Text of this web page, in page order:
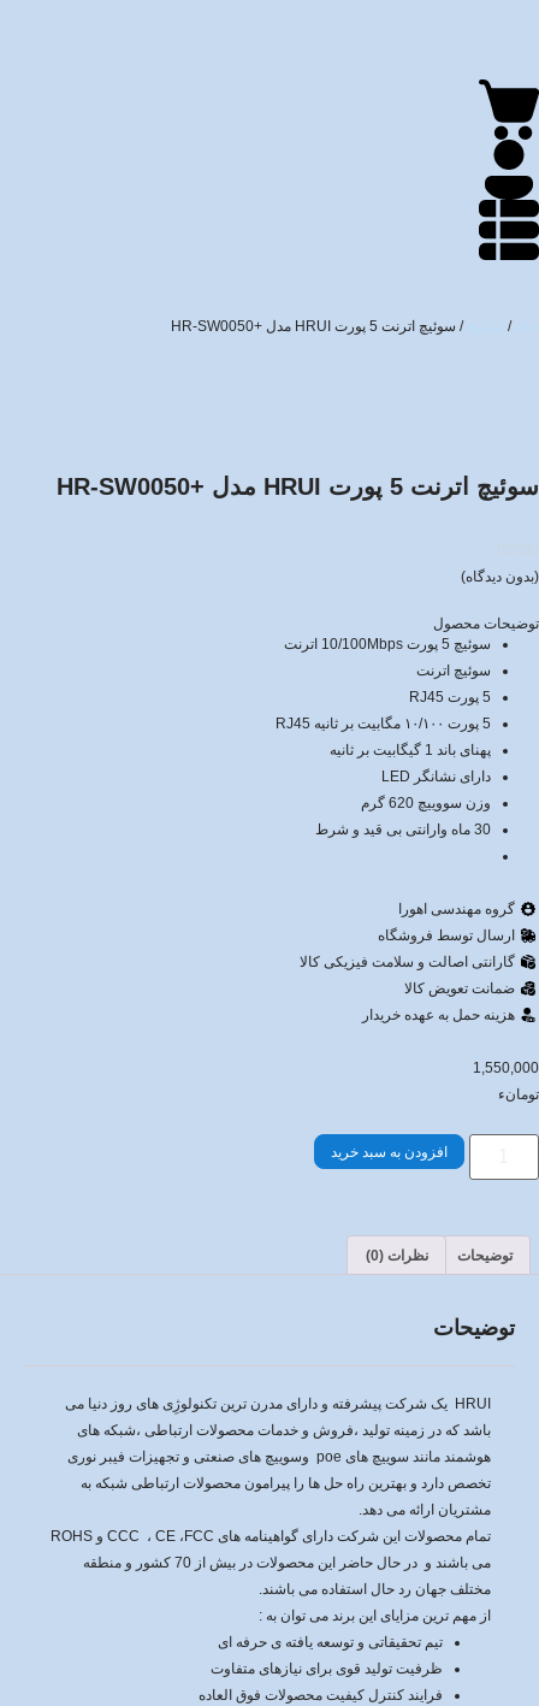
/ / سوئیچ اترنت 5 پورت HRUI مدل +HR-SW0050
سوئیچ اترنت 5 پورت HRUI مدل +HR-SW0050
(بدون دیدگاه)
توضیحات محصول
سوئیچ 5 پورت 10/100Mbps اترنت
سوئیچ اترنت
5 پورت RJ45
5 پورت ۱۰/۱۰۰ مگابیت بر ثانیه RJ45
پهنای باند 1 گیگابیت بر ثانیه
دارای نشانگر LED
وزن سووییچ 620 گرم
30 ماه وارانتی بی قید و شرط
گروه مهندسی اهورا
ارسال توسط فروشگاه
گارانتی اصالت و سلامت فیزیکی کالا
ضمانت تعویض کالا
هزینه حمل به عهده خریدار
1,550,000
تومانء
افزودن به سبد خرید
توضیحات نظرات (0)
توضیحات
HRUI یک شرکت پیشرفته و دارای مدرن ترین تکنولوژِی های روز دنیا می
باشد که در زمینه تولید ،فروش و خدمات محصولات ارتباطی ،شبکه های
هوشمند مانند سوییچ های poe وسوییچ های صنعتی و تجهیزات فیبر نوری
تخصص دارد و بهترین راه حل ها را پیرامون محصولات ارتباطی شبکه به
مشتریان ارائه می دهد.
تمام محصولات این شرکت دارای گواهینامه های CCC ، CE ،FCC و ROHS
می باشند و در حال حاضر این محصولات در بیش از 70 کشور و منطقه
مختلف جهان رد حال استفاده می باشند.
از مهم ترین مزایای این برند می توان به :
تیم تحقیقاتی و توسعه یافته ی حرفه ای
ظرفیت تولید قوی برای نیازهای متفاوت
فرایند کنترل کیفیت محصولات فوق العاده